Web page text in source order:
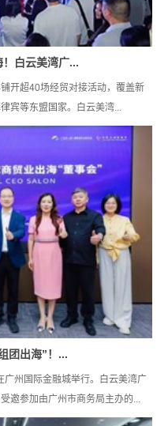
白云美湾广...
开超40场经贸对接活动，覆盖新
宾等东盟国家。白云美湾...
团出海”！...
广州国际金融城举行。白云美湾广
邀参加由广州市商务局主办的...